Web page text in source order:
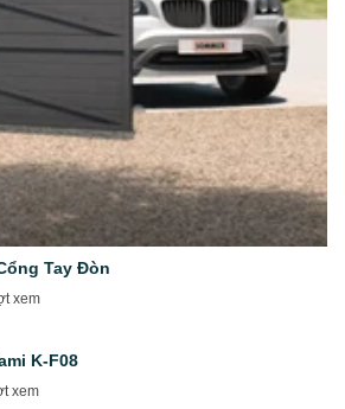
Tay Đòn
xem
K-F08
xem